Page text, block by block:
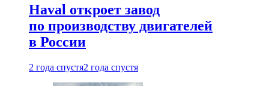
Haval откроет завод
по производству двигателей
в России
2 года спустя2 года спустя